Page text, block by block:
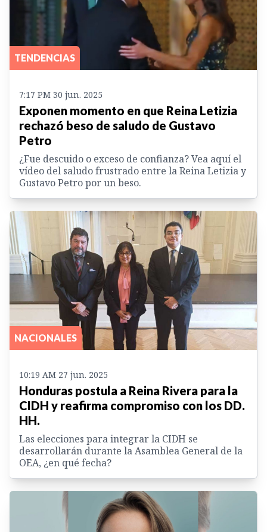
TENDENCIAS
7:17 PM 30 jun. 2025
Exponen momento en que Reina Letizia
rechazó beso de saludo de Gustavo
Petro
¿Fue descuido o exceso de confianza? Vea aquí el
vídeo del saludo frustrado entre la Reina Letizia y
Gustavo Petro por un beso.
NACIONALES
10:19 AM 27 jun. 2025
Honduras postula a Reina Rivera para la
CIDH y reafirma compromiso con los DD.
HH.
Las elecciones para integrar la CIDH se
desarrollarán durante la Asamblea General de la
OEA, ¿en qué fecha?